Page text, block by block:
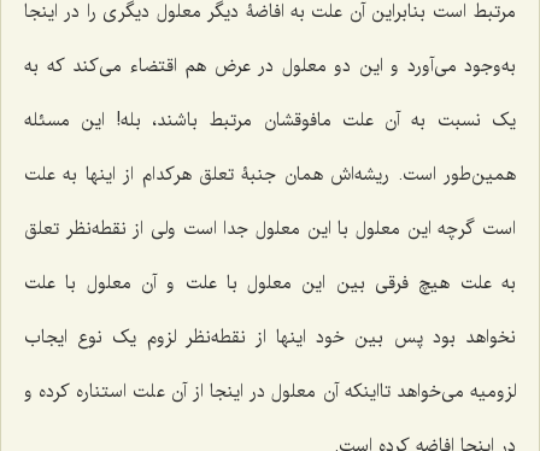
مرتبط است بنابراین آن علت به افاضۀ دیگر معلول دیگرى را در اینجا
به‌وجود مى‌آورد و این دو معلول در عرض هم اقتضاء مى‌کند که به
یک نسبت به آن علت مافوقشان مرتبط باشند، بله! این مسئله
همین‌طور است. ریشه‌اش همان جنبۀ تعلق هرکدام از اینها به علت
است گرچه این معلول با این معلول جدا است ولى از نقطه‌نظر تعلق
به علت هیچ فرقى بین این معلول با علت و آن معلول با علت
نخواهد بود پس بین خود اینها از نقطه‌نظر لزوم یک نوع ایجاب
لزومیه مى‌خواهد تااینکه آن معلول در اینجا از آن علت استناره کرده و